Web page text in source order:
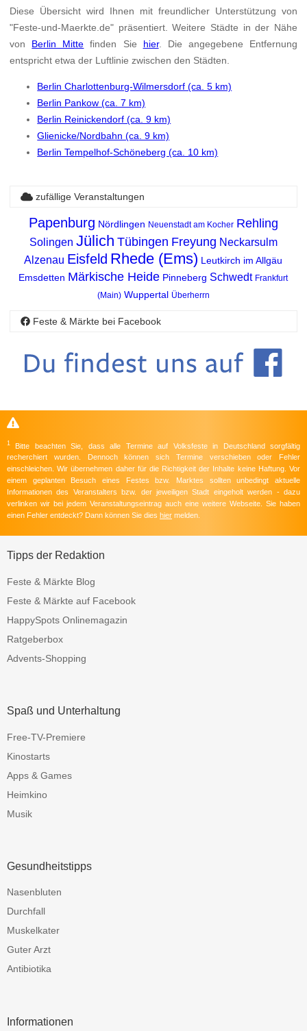
Diese Übersicht wird Ihnen mit freundlicher Unterstützung von
"Feste-und-Maerkte.de" präsentiert. Weitere Städte in der Nähe
von Berlin Mitte finden Sie hier. Die angegebene Entfernung
entspricht etwa der Luftlinie zwischen den Städten.
Berlin Charlottenburg-Wilmersdorf (ca. 5 km)
Berlin Pankow (ca. 7 km)
Berlin Reinickendorf (ca. 9 km)
Glienicke/Nordbahn (ca. 9 km)
Berlin Tempelhof-Schöneberg (ca. 10 km)
zufällige Veranstaltungen
Papenburg Nördlingen Neuenstadt am Kocher Rehling
Solingen Jülich Tübingen Freyung Neckarsulm
Alzenau Eisfeld Rhede (Ems) Leutkirch im Allgäu
Emsdetten Märkische Heide Pinneberg Schwedt Frankfurt
(Main) Wuppertal Überherrn
Feste & Märkte bei Facebook
1
Bitte beachten Sie, dass alle Termine auf Volksfeste in Deutschland sorgfältig
recherchiert wurden. Dennoch können sich Termine verschieben oder Fehler
einschleichen. Wir übernehmen daher für die Richtigkeit der Inhalte keine Haftung. Vor
einem geplanten Besuch eines Festes bzw. Marktes sollten unbedingt aktuelle
Informationen des Veranstalters bzw. der jeweiligen Stadt eingeholt werden - dazu
verlinken wir bei jedem Veranstaltungseintrag auch eine weitere Webseite. Sie haben
einen Fehler entdeckt? Dann können Sie dies hier melden.
Tipps der Redaktion
Feste & Märkte Blog
Feste & Märkte auf Facebook
HappySpots Onlinemagazin
Ratgeberbox
Advents-Shopping
Spaß und Unterhaltung
Free-TV-Premiere
Kinostarts
Apps & Games
Heimkino
Musik
Gesundheitstipps
Nasenbluten
Durchfall
Muskelkater
Guter Arzt
Antibiotika
Informationen